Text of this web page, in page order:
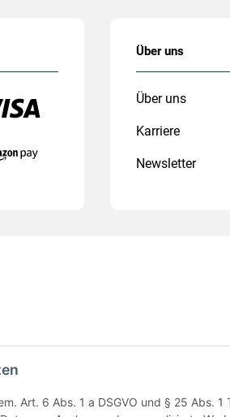
Art. 6 Abs. 1 a DSGVO und § 25 Abs.
Über uns
Über uns
Karriere
Newsletter